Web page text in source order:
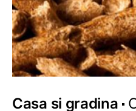
Casa si gradina